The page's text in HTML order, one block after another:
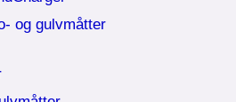
og gulvmåtter